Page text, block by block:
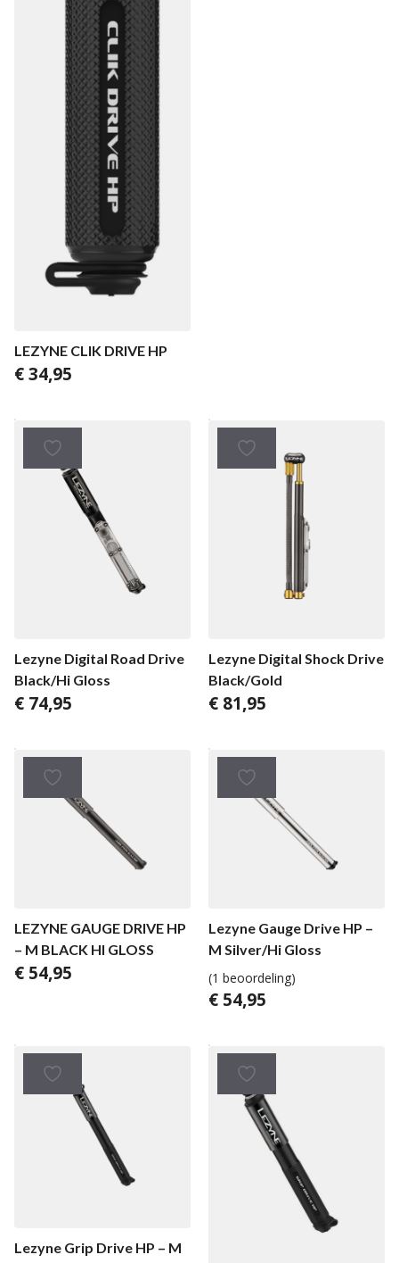
LEZYNE CLIK DRIVE HP
€34,95
Lezyne Digital Road Drive
Black/Hi Gloss
€ 74,95
Lezyne Digital Shock Drive
Black/Gold
€ 81,95
LEZYNE GAUGE DRIVE HP
– M BLACK HI GLOSS
€ 54,95
Lezyne Gauge Drive HP –
M Silver/Hi Gloss
(1 beoordeling)
€ 54,95
Lezyne Grip Drive HP – M